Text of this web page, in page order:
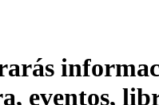
eventos,